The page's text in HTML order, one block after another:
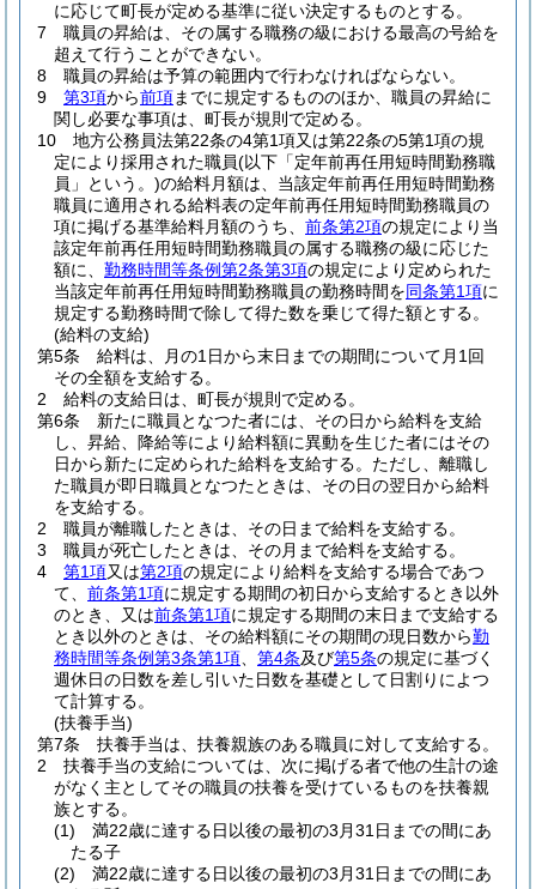
に応じて町長が定める基準に従い決定するものとする。
7
職員の昇給は、その属する職務の級における最高の号給を
超えて行うことができない。
8
職員の昇給は予算の範囲内で行わなければならない。
9
第3項から前項までに規定するもののほか、職員の昇給に
関し必要な事項は、町長が規則で定める。
10
地方公務員法第22条の4第1項又は第22条の5第1項の規
定により採用された職員(以下「定年前再任用短時間勤務職
員」という。)の給料月額は、当該定年前再任用短時間勤務
職員に適用される給料表の定年前再任用短時間勤務職員の
項に掲げる基準給料月額のうち、 前条第2項の規定により当
該定年前再任用短時間勤務職員の属する職務の級に応じた
額に、 勤務時間等条例第2条第3項の規定により定められた
当該定年前再任用短時間勤務職員の勤務時間を同条第1項に
規定する勤務時間で除して得た数を乗じて得た額とする。
(給料の支給)
第5条
給料は、月の1日から末日までの期間について月1回
その全額を支給する。
2
給料の支給日は、町長が規則で定める。
第6条
新たに職員となつた者には、その日から給料を支給
し、昇給、降給等により給料額に異動を生じた者にはその
日から新たに定められた給料を支給する。 ただし、離職し
た職員が即日職員となつたときは、その日の翌日から給料
を支給する。
2
職員が離職したときは、その日まで給料を支給する。
3
職員が死亡したときは、その月まで給料を支給する。
4
第1項又は第2項の規定により給料を支給する場合であつ
て、 前条第1項に規定する期間の初日から支給するとき以外
のとき、又は前条第1項に規定する期間の末日まで支給する
とき以外のときは、その給料額にその期間の現日数から勤
務時間等条例第3条第1項
第4条及び第5条の規定に基づく
週休日の日数を差し引いた日数を基礎として日割りによつ
て計算する。
(扶養手当)
第7条
扶養手当は、扶養親族のある職員に対して支給する。
2
扶養手当の支給については、次に掲げる者で他の生計の途
がなく主としてその職員の扶養を受けているものを扶養親
族とする。
(1)
満22歳に達する日以後の最初の3月31日までの間にあ
たる子
(2)
満22歳に達する日以後の最初の3月31日までの間にあ